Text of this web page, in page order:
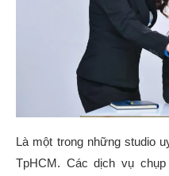
Là một trong những studio
TpHCM. Các dịch vụ